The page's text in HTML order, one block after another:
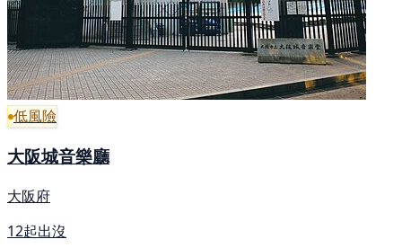
低風險
大阪城音樂廳
大阪府
12起出沒